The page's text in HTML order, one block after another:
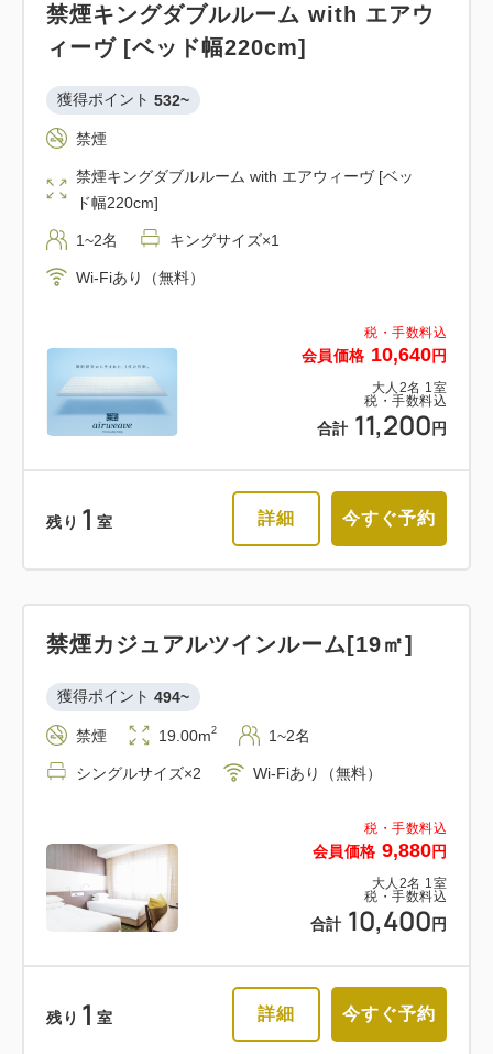
税・手数料込
会員価格 10,640円
大人 2名 1 室
税・手数料込
合計 11,200 円
禁煙キングダブルルーム with エアウ
ィーヴ [ベッド幅220cm]
獲得ポイント 532~
禁煙
禁煙キングダブルルーム with エアウィーヴ [ベッ
ド幅220cm]
1~2名 キングサイズ×1
Wi-Fiあり（無料）
残り 1 室 詳細 今すぐ予約
税・手数料込
会員価格 9,880円
大人 2名 1 室
税・手数料込
合計 10,400 円
禁煙カジュアルツインルーム[19㎡]
獲得ポイント 494~
禁煙 19.00m2 1~2名
シングルサイズ×2 Wi-Fiあり（無料）
残り 1 室 詳細 今すぐ予約